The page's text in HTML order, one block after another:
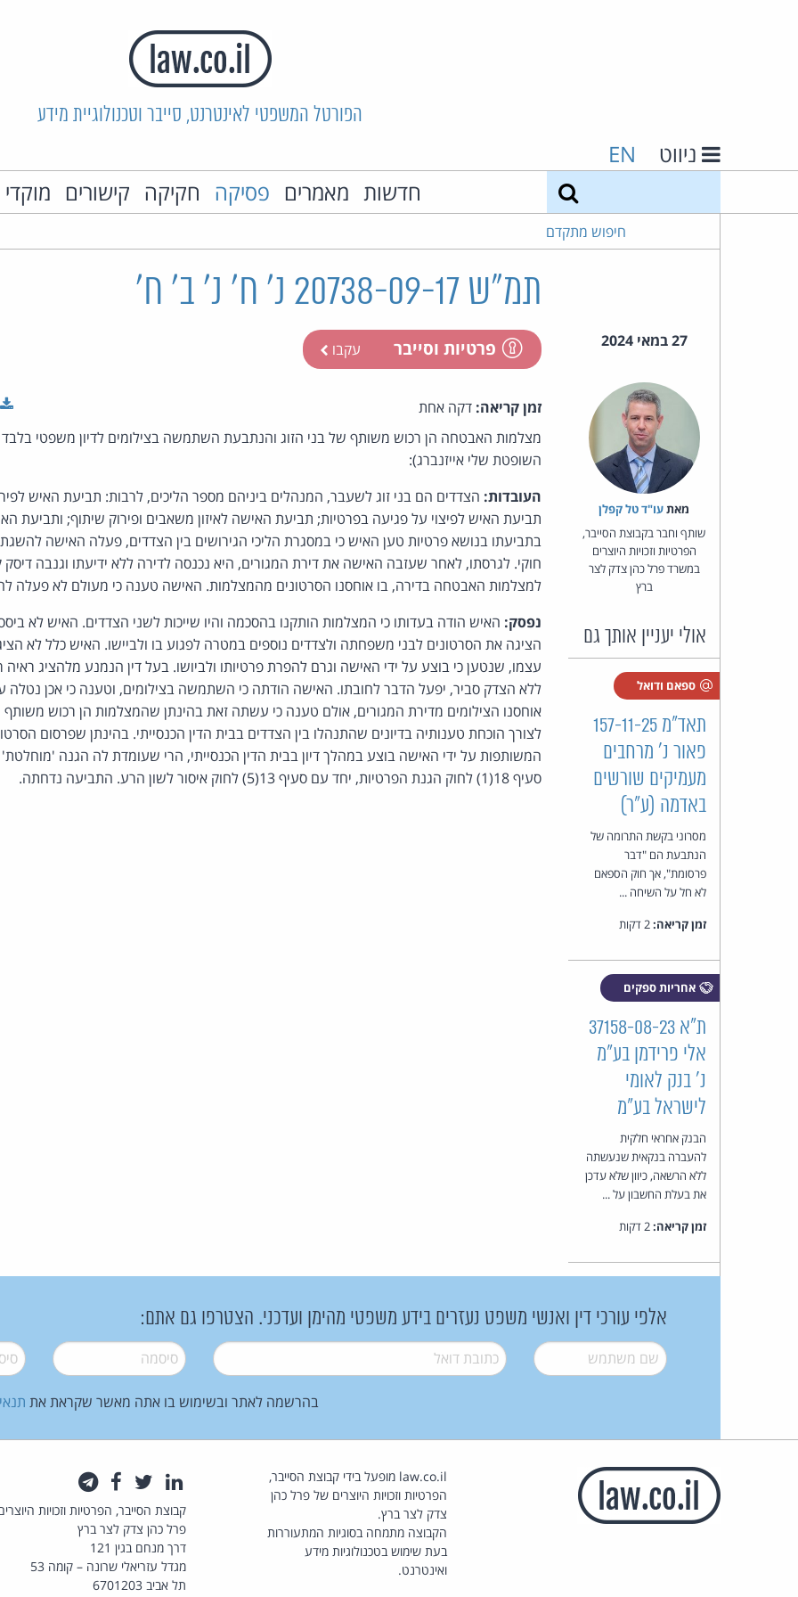
הפורטל המשפטי לאינטרנט, סייבר וטכנולוגיית מידע
ניווט EN
חדשות מאמרים פסיקה חקיקה קישורים
חיפוש מתקדם
תמ"ש 20738-09-17 נ' ח' נ' ב' ח'
27 במאי 2024 פרטיות וסייבר עקבו
מאת‏עו"ד טל קפלן
שותף וחבר בקבוצת הסייבר,
הפרטיות וזכויות היוצרים
במשרד פרל כהן צדק לצר
ברץ
אולי יעניין אותך גם
ספאם ודואל
תאד"מ 157-11-25
פאור נ' מרחבים
מעמיקים שורשים
באדמה (ע"ר)
מסרוני בקשת התרומה של
הנתבעת הם "דבר
פרסומת", אך חוק הספאם
לא חל על השיחה ...
זמן קריאה:
אחריות ספקים
ת"א 37158-08-23
אלי פרידמן בע"מ
נ' בנק לאומי
לישראל בע"מ
הבנק אחראי חלקית
להעברה בנקאית שנעשתה
ללא הרשאה, כיוון שלא עדכן
את בעלת החשבון על ...
זמן קריאה:
זמן קריאה: דקה אחת
מצלמות האבטחה הן רכוש משותף של בני הזוג והנתבעת השתמשה בצילומים לדיון משפטי
השופטת שלי אייזנברג):
העובדות: הצדדים הם בני זוג לשעבר, המנהלים ביניהם מספר הליכים, לרבות: תביעת האיש
תביעת האיש לפיצוי על פגיעה בפרטיות; תביעת האישה לאיזון משאבים ופירוק שיתוף; ותביעת
בתביעתו בנושא פרטיות טען האיש כי במסגרת הליכי הגירושים בין הצדדים, פעלה האישה להשגת
חוקי. לגרסתו, לאחר שעזבה האישה את דירת המגורים, היא נכנסה לדירה ללא ידיעתו וגנבה
למצלמות האבטחה בדירה, בו אוחסנו הסרטונים מהמצלמות. האישה טענה כי מעולם לא פעלה
נפסק: האיש הודה בעדותו כי המצלמות הותקנו בהסכמה והיו שייכות לשני הצדדים. האיש לא
הציגה את הסרטונים לבני משפחתה ולצדדים נוספים במטרה לפגוע בו ולביישו. האיש כלל לא
עצמו, שנטען כי בוצע על ידי האישה וגרם להפרת פרטיותו ולביושו. בעל דין הנמנע מלהציג ראיה
ללא הצדק סביר, יפעל הדבר לחובתו. האישה הודתה כי השתמשה בצילומים, וטענה כי אכן נטלה
אוחסנו הצילומים מדירת המגורים, אולם טענה כי עשתה זאת בהינתן שהמצלמות הן רכוש משותף
לצורך הוכחת טענותיה בדיונים שהתנהלו בין הצדדים בבית הדין הכנסייתי. בהינתן שפרסום
המשותפות על ידי האישה בוצע במהלך דיון בבית הדין הכנסייתי, הרי שעומדת לה הגנה
סעיף 18(1) לחוק הגנת הפרטיות, יחד עם סעיף 13(5) לחוק איסור לשון הרע. התביעה נדחתה.
אלפי עורכי דין ואנשי משפט נעזרים בידע משפטי מהימן ועדכני. הצטרפו גם אתם:
שם משתמש* דואל* סיסמה*
בהרשמה לאתר ובשימוש בו אתה מאשר שקראת את
law.co.il מופעל בידי קבוצת הסייבר,
הפרטיות וזכויות היוצרים של פרל כהן
צדק לצר ברץ.
הקבוצה מתמחה בסוגיות המתעוררות
בעת שימוש בטכנולוגיות מידע
ואינטרנט.
לינקדאין
טוויטרפייסבוק
קבוצת הסייבר, הפרטיות וזכויות
פרל כהן צדק לצר ברץ
דרך מנחם בגין 121
מגדל עזריאלי שרונה – קומה 53
תל אביב 6701203